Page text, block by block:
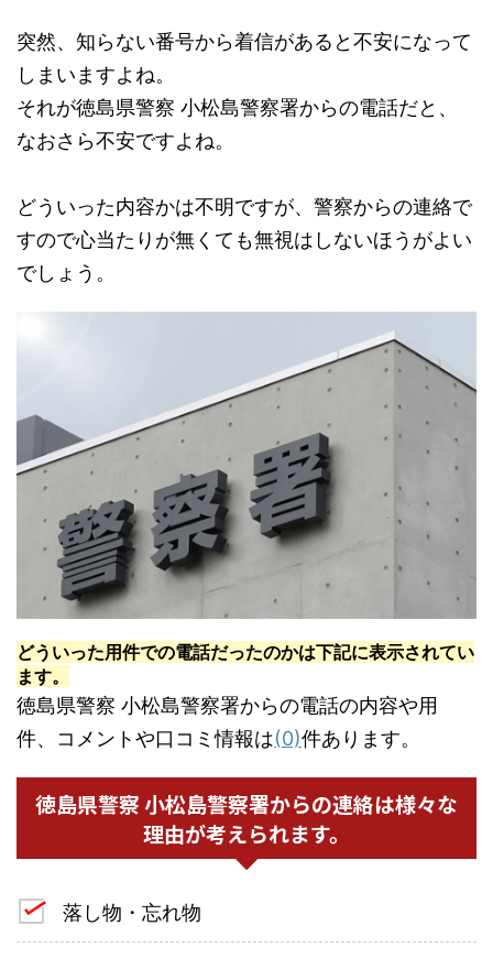
突然、知らない番号から着信があると不安になって
しまいますよね。
それが徳島県警察 小松島警察署からの電話だと、
なおさら不安ですよね。
どういった内容かは不明ですが、警察からの連絡で
すので心当たりが無くても無視はしないほうがよい
でしょう。
どういった用件での電話だったのかは下記に表示されてい
ます。
徳島県警察 小松島警察署からの電話の内容や用
件、コメントや口コミ情報は(0)件あります。
徳島県警察 小松島警察署からの連絡は様々な
理由が考えられます。
落し物・忘れ物